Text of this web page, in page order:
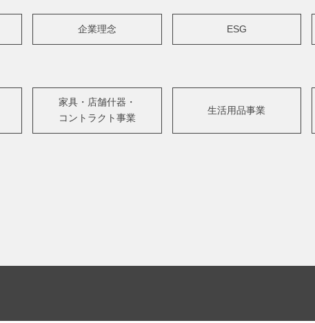
企業理念 ESG
家具・店舗什器・
コントラクト事業
生活用品事業